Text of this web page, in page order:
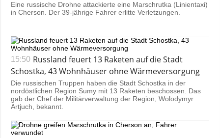
Eine russische Drohne attackierte eine Marschrutka (Linientaxi)
in Cherson. Der 39-jährige Fahrer erlitte Verletzungen.
15:50 Russland feuert 13 Raketen auf die Stadt
Schostka, 43 Wohnhäuser ohne Wärmeversorgung
Die russischen Truppen haben die Stadt Schostka in der
nordöstlichen Region Sumy mit 13 Raketen beschossen. Das
gab der Chef der Militärverwaltung der Region, Wolodymyr
Artjuch, bekannt.